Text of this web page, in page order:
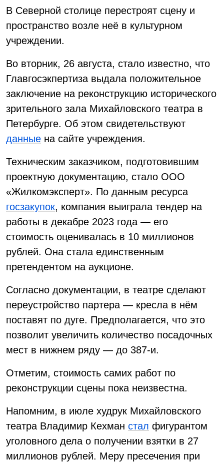
В Северной столице перестроят сцену и
пространство возле неё в культурном
учреждении.
Во вторник, 26 августа, стало известно, что
Главгосэкпертиза выдала положительное
заключение на реконструкцию исторического
зрительного зала Михайловского театра в
Петербурге. Об этом свидетельствуют
данные на сайте учреждения.
Техническим заказчиком, подготовившим
проектную документацию, стало ООО
«Жилкомэксперт». По данным ресурса
госзакупок, компания выиграла тендер на
работы в декабре 2023 года — его
стоимость оценивалась в 10 миллионов
рублей. Она стала единственным
претендентом на аукционе.
Согласно документации, в театре сделают
переустройство партера — кресла в нём
поставят по дуге. Предполагается, что это
позволит увеличить количество посадочных
мест в нижнем ряду — до 387-и.
Отметим, стоимость самих работ по
реконструкции сцены пока неизвестна.
Напомним, в июле худрук Михайловского
театра Владимир Кехман стал фигурантом
уголовного дела о получении взятки в 27
миллионов рублей. Меру пресечения при